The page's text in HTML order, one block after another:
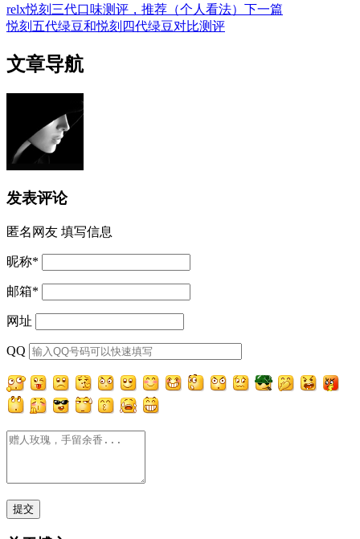
relx悦刻三代口味测评，推荐（个人看法） 下一篇
悦刻五代绿豆和悦刻四代绿豆对比测评
文章导航
发表评论
匿名网友 填写信息
昵称*
邮箱*
网址
QQ